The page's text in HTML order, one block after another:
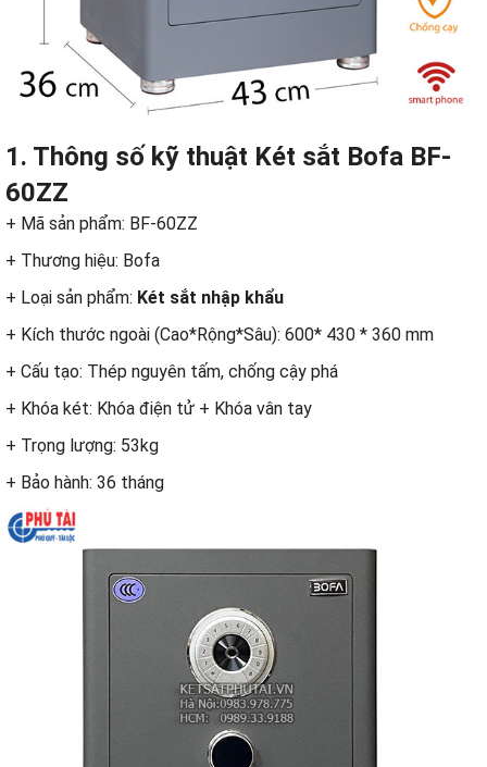
1. Thông số kỹ thuật Két sắt Bofa BF-
60ZZ
+ Mã sản phẩm: BF-60ZZ
+ Thương hiệu: Bofa
+ Loại sản phẩm: Két sắt nhập khẩu
+ Kích thước ngoài (Cao*Rộng*Sâu): 600* 430 * 360 mm
+ Cấu tạo: Thép nguyên tấm, chống cậy phá
+ Khóa két: Khóa điện tử + Khóa vân tay
+ Trọng lượng: 53kg
+ Bảo hành: 36 tháng